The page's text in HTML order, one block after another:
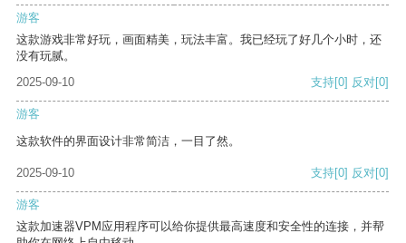
游客
这款游戏非常好玩，画面精美，玩法丰富。我已经玩了好几个小时，还
没有玩腻。
2025-09-10
支持[0] 反对[0]
游客
这款软件的界面设计非常简洁，一目了然。
2025-09-10 支持[0] 反对[0]
游客
这款加速器VPM应用程序可以给你提供最高速度和安全性的连接，并帮